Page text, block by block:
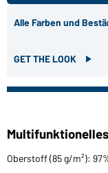
Alle Farben und
GET THE LOOK
Oberstoff (85 g/m²):